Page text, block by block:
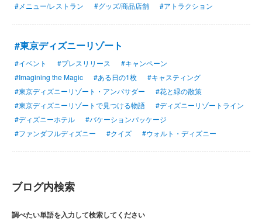
#メニュー/レストラン
#グッズ/商品店舗 #アトラクション
#東京ディズニーリゾート
#イベント #プレスリリース
#キャンペーン
#Imagining the Magic
#ある日の1枚
#キャスティング
#東京ディズニーリゾート・アンバサダー
#花と緑の散策
#東京ディズニーリゾートで見つける物語
#ディズニーリゾートライン
#ディズニーホテル
#バケーションパッケージ
#ファンダフルディズニー
#クイズ #ウォルト・ディズニー
ブログ内検索
調べたい単語を入力して検索してください